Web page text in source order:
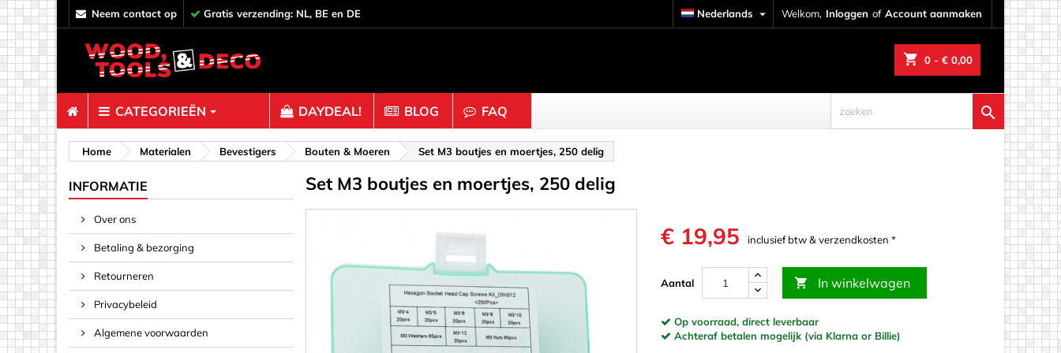
neem contact op Gratis verzending: NL, BE en DE Welkom, Inloggen of Account aanmaken
Nederlands 
shopping_cart 0 - € 0,00
CATEGORIEËN
Bevestigers
Afstandhouders
Bouten & Moeren
Klemmen, Binders & Gaas
Pinnen & Staafjes
Plankverbinders
Knutselhout & Kurk
Ballen & Kralen
Dobbelstenen
Doppen & Knoppen
Halve bollen
Kurk
Ornamenten & Houtsnijwerk
Ringen
DAYDEAL! BLOG FAQ 
Home Materialen Bevestigers Bouten & Moeren Set M3 boutjes en moertjes, 250 delig
INFORMATIE
Over ons
Betaling & bezorging
Retourneren
Privacybeleid
Algemene voorwaarden
Set M3 boutjes en moertjes, 250 delig
€ 19,95 inclusief btw & verzendkosten *
Aantal  In winkelwagen
Op voorraad, direct leverbaar
Achteraf betalen mogelijk (via Klarna or Billie)